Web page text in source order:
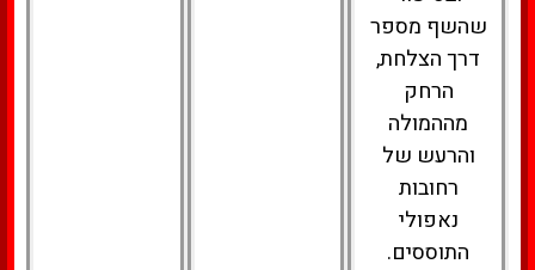
שהשף מספר
דרך הצלחת,
הרחק
מההמולה
והרעש של
רחובות
נאפולי
התוססים.